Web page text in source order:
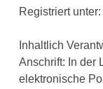
Registriert
Inhaltlich
Anschrift: In der
elektronische